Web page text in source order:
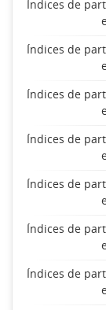
Índices de
Índices de
Índices de
Índices de
Índices de
Índices de
Índices de